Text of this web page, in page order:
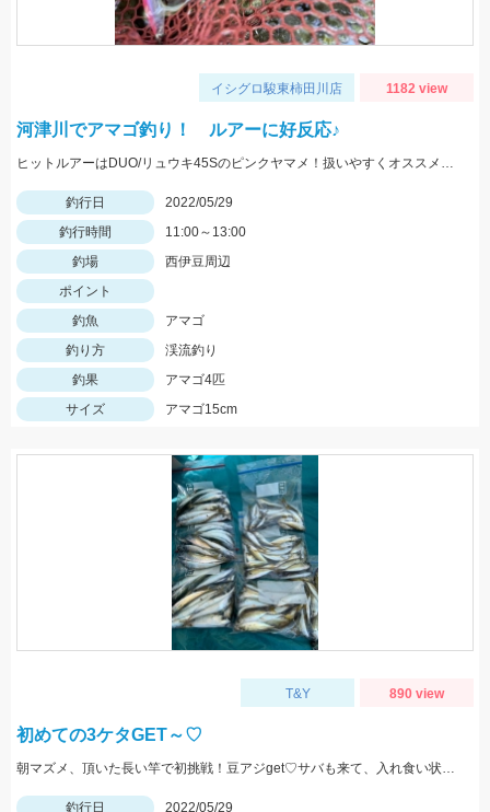
イシグロ駿東柿田川店 1182 view
河津川でアマゴ釣り！ ルアーに好反応♪
ヒットルアーはDUO/リュウキ45Sのピンクヤマメ！扱いやすくオススメです。
釣行日
2022/05/29
釣行時間
11:00～13:00
釣場
西伊豆周辺
ポイント
釣魚
アマゴ
釣り方
渓流釣り
釣果
アマゴ4匹
サイズ
アマゴ15cm
T&Y 890 view
初めての3ケタGET～♡
朝マズメ、頂いた長い竿で初挑戦！豆アジget♡サバも来て、入れ食い状態最高～！(笑) サイズ小さいから調理大変ですｗｗｗ
釣行日 2022/05/29